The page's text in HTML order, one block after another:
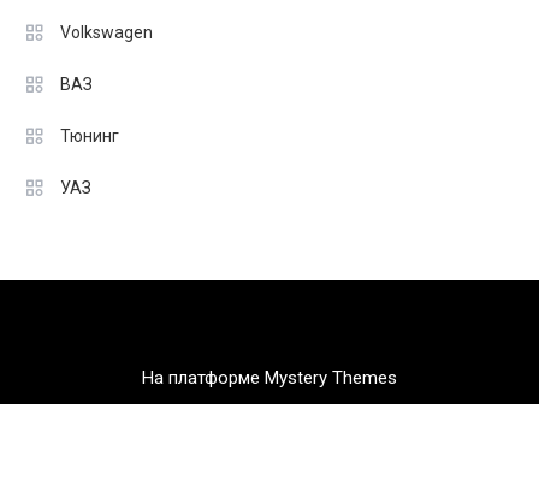
Volkswagen
ВАЗ
Тюнинг
УАЗ
На платформе Mystery Themes